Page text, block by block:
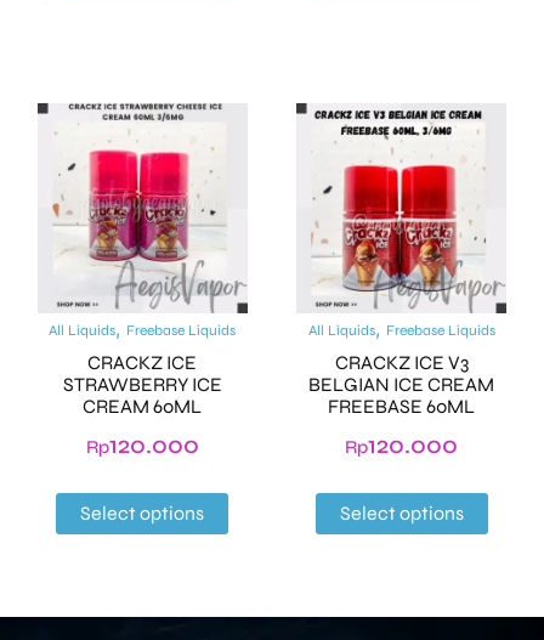
All Liquids, Freebase Liquids
CRACKZ ICE
STRAWBERRY ICE
CREAM 60ML
Rp120.000
Select options
All Liquids, Freebase Liquids
CRACKZ ICE V3
BELGIAN ICE CREAM
FREEBASE 60ML
Rp120.000
Select options